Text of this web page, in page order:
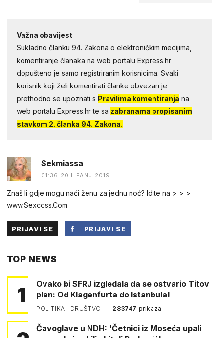
Važna obavijest
Sukladno članku 94. Zakona o elektroničkim medijima,
komentiranje članaka na web portalu Express.hr
dopušteno je samo registriranim korisnicima. Svaki
korisnik koji želi komentirati članke obvezan je
prethodno se upoznati s Pravilima komentiranja na
web portalu Express.hr te sa zabranama propisanim
stavkom 2. članka 94. Zakona.
Sekmiassa
01:36 20.LIPANJ 2019.
Znaš li gdje mogu naći ženu za jednu noć? Idite na > > >
www.Sexcoss.Com
PRIJAVI SE
PRIJAVI SE
TOP NEWS
1
Ovako bi SFRJ izgledala da se ostvario Titov
plan: Od Klagenfurta do Istanbula!
POLITIKA I DRUŠTVO 283747 prikaza
Čavoglave u NDH: 'Četnici iz Moseća upali